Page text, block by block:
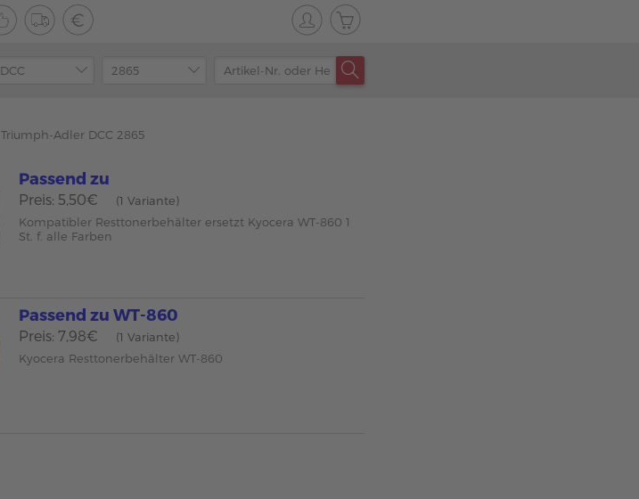
Triumph-Adler DCC 2865
Passend zu
Preis: 5,50€
(1 Variante)
Kompatibler Resttonerbehälter ersetzt Kyocera WT-860 1
St. f. alle Farben
Passend zu WT-860
Preis: 7,98€
(1 Variante)
Kyocera Resttonerbehälter WT-860